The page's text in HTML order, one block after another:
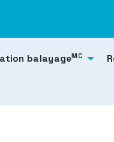
balayageMC